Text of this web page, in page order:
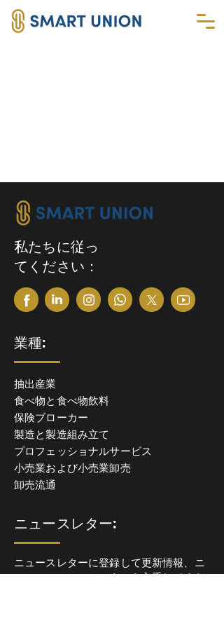
私たちに従っ
てください：
業種:
抽出産業
食べ物と食べ物飲料
保険ブローカー
製造と製造組み立て
プロフェッショナルサービス
小売業および小売業卸売
卸売流通
ニュースレター:
ニュースレターに登録して更新情報、ニ
ュース、ニュースレターを入手してくだ